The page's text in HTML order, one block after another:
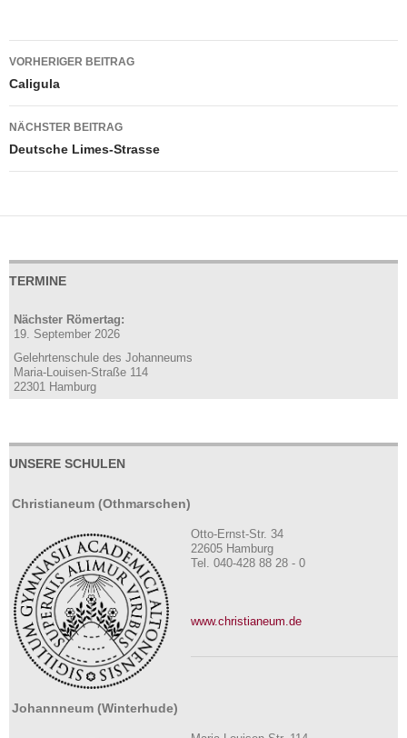
Beitragsnavigation
VORHERIGER BEITRAG
Caligula
NÄCHSTER BEITRAG
Deutsche Limes-Strasse
TERMINE
Nächster Römertag:
19. September 2026
Gelehrtenschule des Johanneums
Maria-Louisen-Straße 114
22301 Hamburg
UNSERE SCHULEN
Christianeum (Othmarschen)
Otto-Ernst-Str. 34
22605 Hamburg
Tel. 040-428 88 28 - 0
www.christianeum.de
Johannneum (Winterhude)